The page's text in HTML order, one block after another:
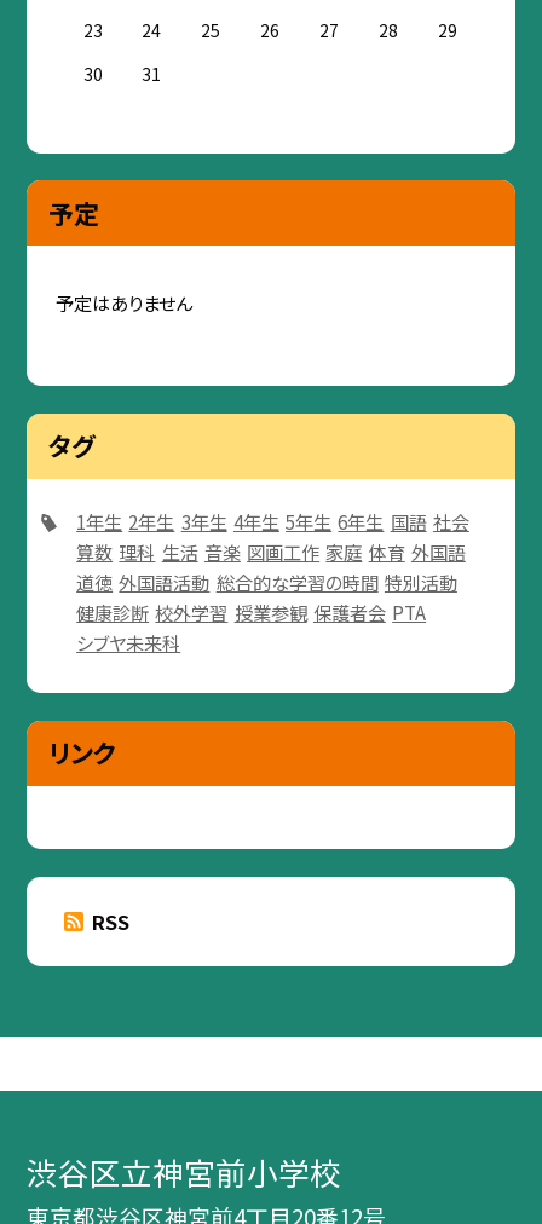
23
24 25 26 27 28
29
30
31
予定
予定はありません
タグ
1年生 2年生 3年生 4年生 5年生 6年生 国語 社会
算数 理科 生活 音楽 図画工作 家庭 体育 外国語
道徳 外国語活動 総合的な学習の時間 特別活動
健康診断 校外学習 授業参観 保護者会 PTA
シブヤ未来科
リンク
RSS
渋谷区立神宮前小学校
東京都渋谷区神宮前4丁目20番12号